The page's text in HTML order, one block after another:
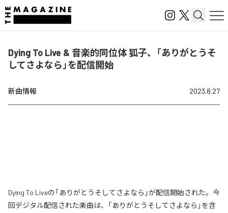
Dying To Live & 音楽的同位体 狐子、「ありがとうそ
してさよなら」を配信開始
新曲情報 2023.8.27
Dying To Liveの「ありがとうそしてさよなら」が配信開始された。今
回デジタル配信された楽曲は、「ありがとうそしてさよなら」を含